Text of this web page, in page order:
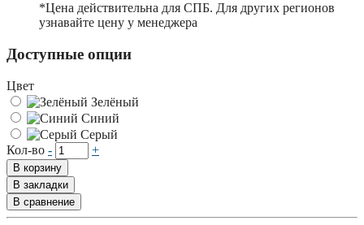
*Цена действительна для СПБ. Для других регионов
узнавайте цену у менеджера
Доступные опции
Цвет
Зелёный
Синий
Серый
Кол-во - +
В корзину
В закладки
В сравнение